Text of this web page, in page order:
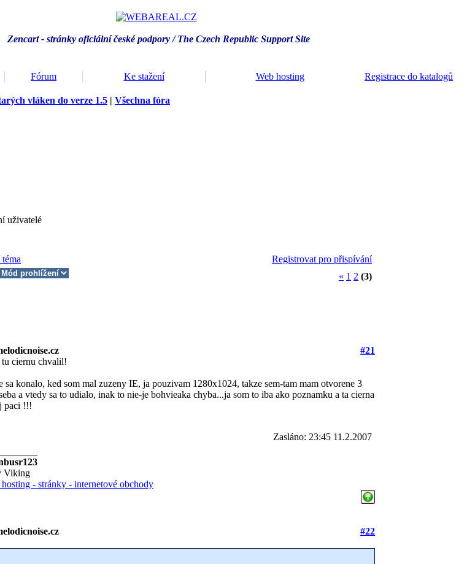
Zencart - stránky oficiální české podpory / The Czech Republic Support Site
Fórum Ke stažení Web hosting Registrace do katalogů
vláken do verze 1.5 | Všechna fóra
uživatelé
Registrovat pro přispívání
« 1 2 (3)
#21
ciernu chvalil!
sa konalo, ked som mal zuzeny IE, ja pouzivam 1280x1024, takze sem-tam mam otvorene 3
a vtedy sa to udialo, inak to nie-je bohvieaka chyba...ja som to iba ako poznamku a ta cierna
paci !!!
Zasláno: 23:45 11.2.2007
Viking
- stránky - internetové obchody
#22